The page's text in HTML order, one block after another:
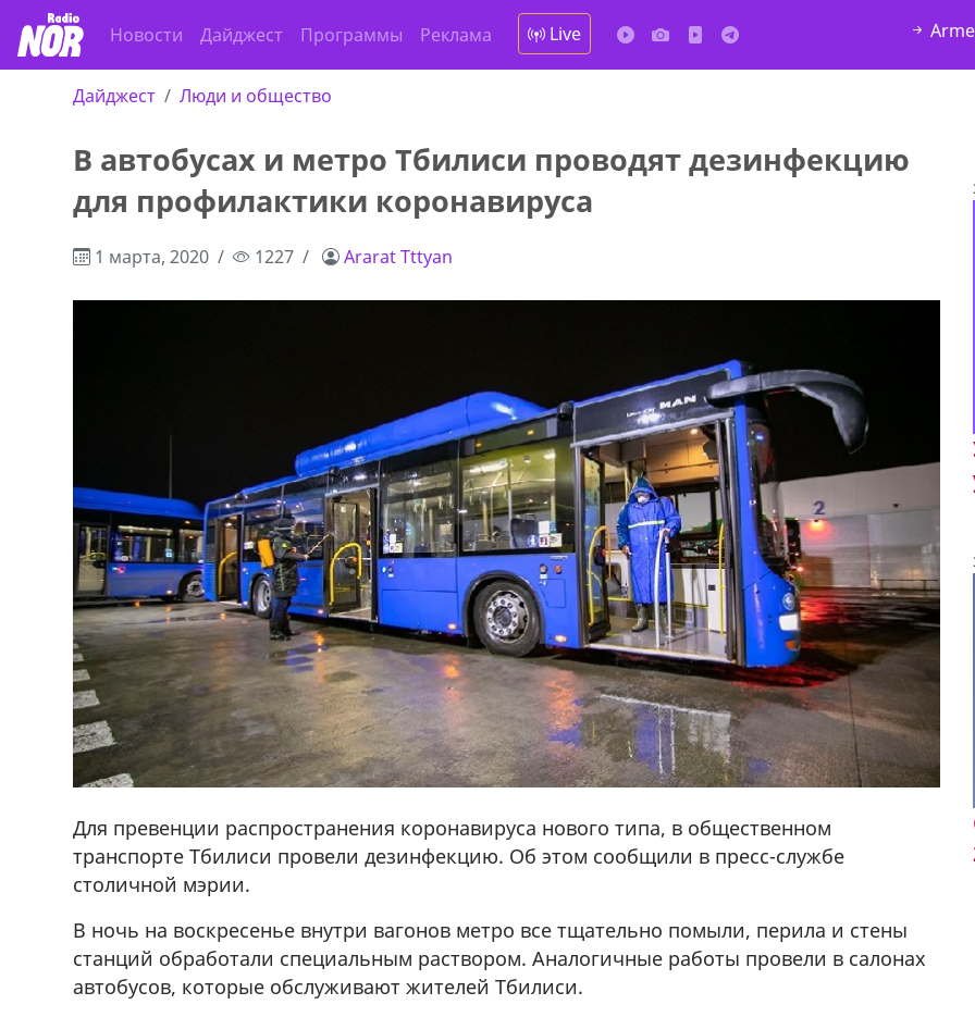
Новости Дайджест Программы Реклама Live
Дайджест Люди и общество
В автобусах и метро Тбилиси проводят дезинфекцию
для профилактики коронавируса
1 марта, 2020 1227 Ararat Tttyan
Для превенции распространения коронавируса нового типа, в общественном
транспорте Тбилиси провели дезинфекцию. Об этом сообщили в пресс-службе
столичной мэрии.
В ночь на воскресенье внутри вагонов метро все тщательно помыли, перила и стены
станций обработали специальным раствором. Аналогичные работы провели в салонах
автобусов, которые обслуживают жителей Тбилиси.
30 57
Продается соль оптом и в розницу в
мешках, 500 22 47 42
В городе Ниноцминда около фастфуда Hask
cдается в аренду дом, 571 30 57